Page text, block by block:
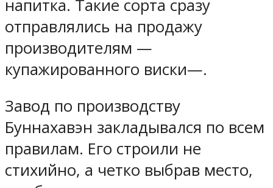
напитка. Такие сорта сразу
отправлялись на продажу
производителям —
купажированного виски—.
Завод по производству
Буннахавэн закладывался по всем
правилам. Его строили не
стихийно, а четко выбрав место,